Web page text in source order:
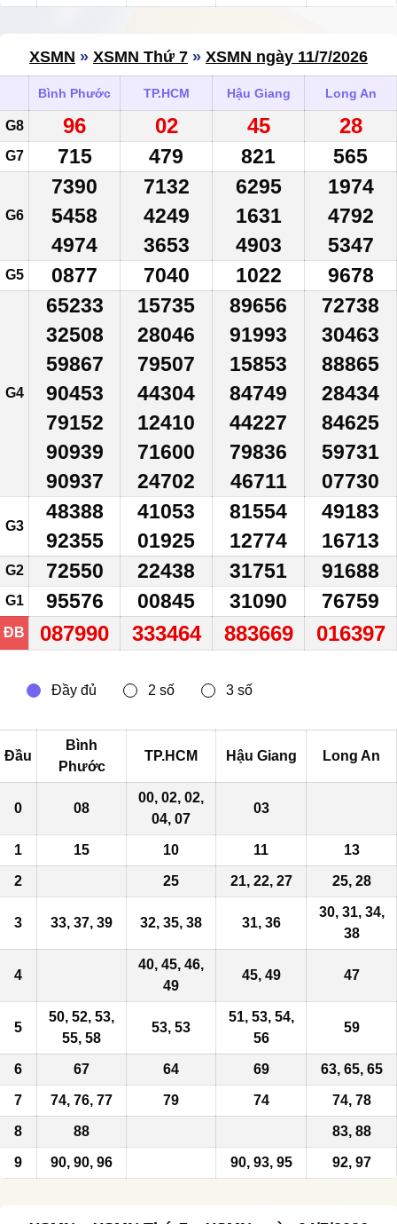
XSMN » XSMN Thứ 7 » XSMN ngày 11/7/2026
Bình Phước TP.HCM Hậu Giang Long An
G8 96 02 45 28
G7 715 479 821 565
G6
7390
5458
4974
7132
4249
3653
6295
1631
4903
1974
4792
5347
G5 0877 7040 1022 9678
G4
65233
32508
59867
90453
79152
90939
90937
15735
28046
79507
44304
12410
71600
24702
89656
91993
15853
84749
44227
79836
46711
72738
30463
88865
28434
84625
59731
07730
G3
48388
92355
41053
01925
81554
12774
49183
16713
G2 72550 22438 31751 91688
G1 95576 00845 31090 76759
ĐB 087990 333464 883669 016397
Đầu
Bình
Phước
TP.HCM Hậu Giang Long An
0 08
00, 02, 02,
04, 07
03
1 15 10 11 13
2 25 21, 22, 27 25, 28
3 33, 37, 39 32, 35, 38 31, 36
30, 31, 34,
38
4
40, 45, 46,
49
45, 49 47
5
50, 52, 53,
55, 58
53, 53
51, 53, 54,
56
59
6 67 64 69 63, 65, 65
7 74, 76, 77 79 74 74, 78
8 88 83, 88
9 90, 90, 96 90, 93, 95 92, 97